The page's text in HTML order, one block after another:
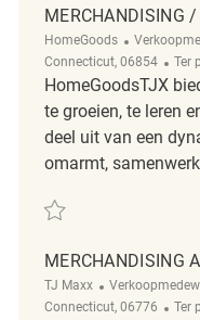
MERCHANDISING /
HomeGoods Categorie
Connecticut, 06854
Ter
HomeGoodsTJX
te groeien, te leren
deel uit van een
omarmt,
Redden merchandising
MERCHANDISING
TJ Maxx Categorie
Connecticut, 06776
Ter